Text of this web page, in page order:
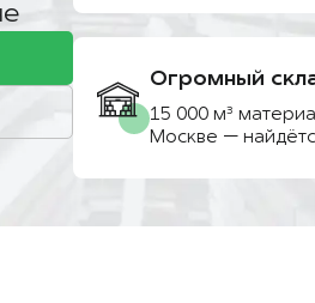
Огромный
15 000 м³
Москве —